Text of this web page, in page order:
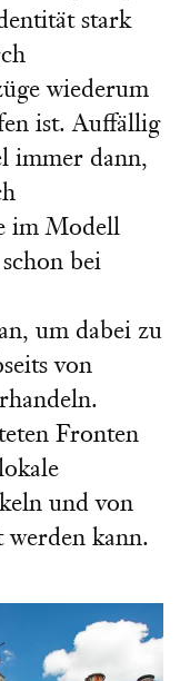
stark
wiederum
ist. Auffällig
immer dann,
im Modell
bei
um dabei zu
von
Fronten
und von
werden kann.